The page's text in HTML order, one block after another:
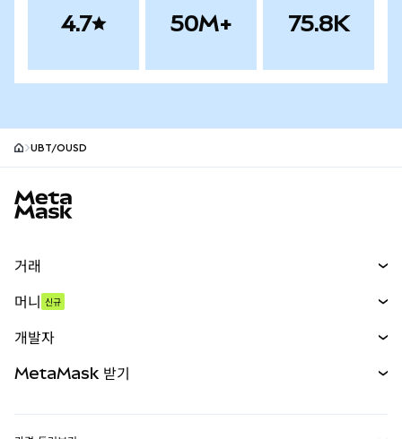
4.7 50M+ 75.8K
UBT/OUSD
거래
무기한 선물
실물자산
머니 신규
개발자
MetaMask 받기